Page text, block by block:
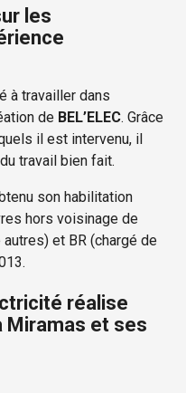
les
à travailler dans
de BEL’ELEC. Grâce
il est intervenu, il
travail bien fait.
son habilitation
hors voisinage de
et BR (chargé de
réalise
Miramas et ses